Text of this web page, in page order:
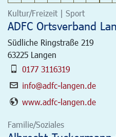
Kultur/Freizeit | Sport
ADFC Ortsverband
Südliche Ringstraße 219
63225 Langen
0177 3116319
info@adfc-langen.de
www.adfc-langen.de
Familie/Soziales